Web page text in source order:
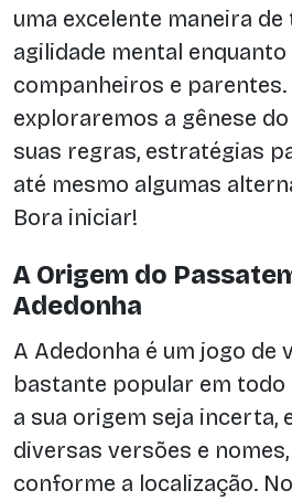
uma excelente maneira
agilidade mental
companheiros e
exploraremos a gênese
suas regras, estratégias
até mesmo algumas
Bora iniciar!
A Origem do
Adedonha
A Adedonha é um jogo de
bastante popular em todo
a sua origem seja incerta,
diversas versões e
conforme a localização.